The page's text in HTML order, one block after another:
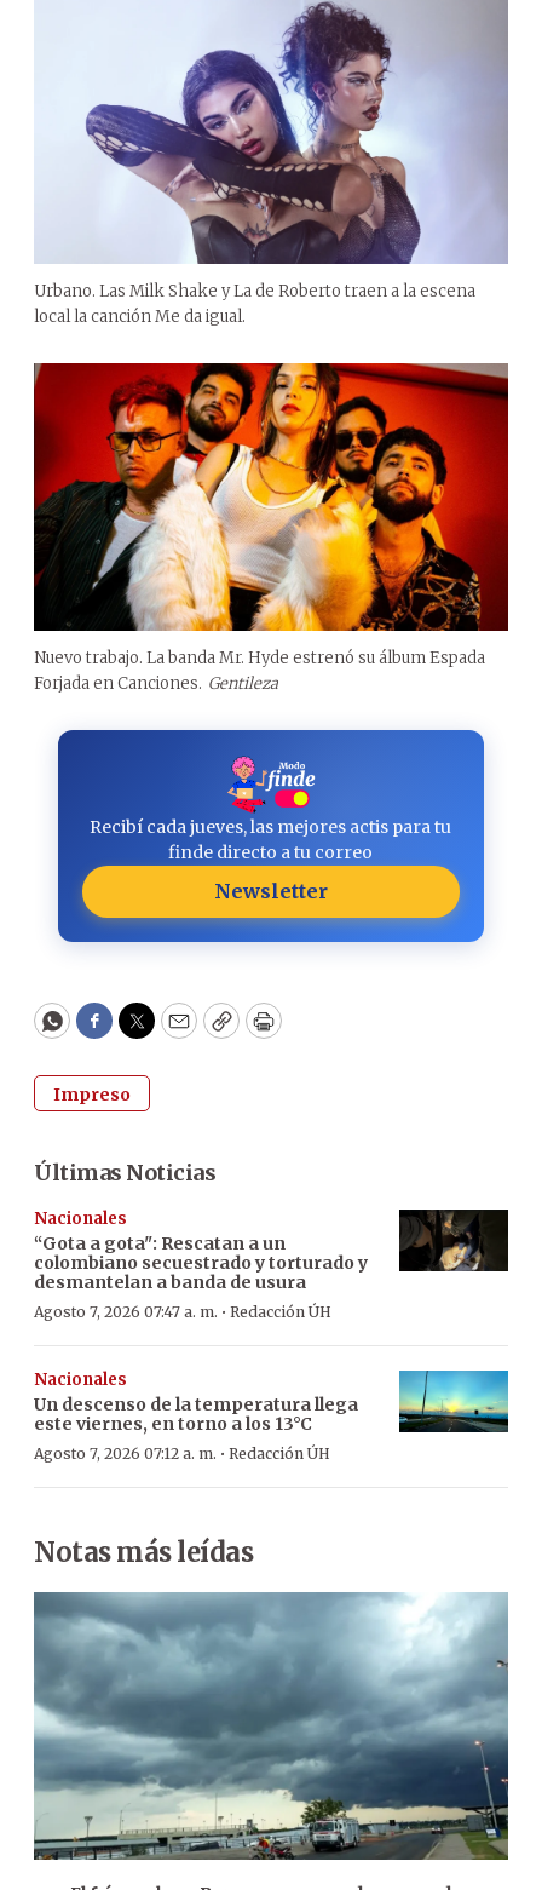
Urbano. Las Milk Shake y La de Roberto traen a la escena
local la canción Me da igual.
Nuevo trabajo. La banda Mr. Hyde estrenó su álbum Espada
Forjada en Canciones. Gentileza
Recibí cada jueves, las mejores actis para tu
finde directo a tu correo
Newsletter
WhatsApp
Facebook
Twitter
EmailCopyPrint
Impreso
Últimas Noticias
Nacionales
“Gota a gota": Rescatan a un
colombiano secuestrado y torturado y
desmantelan a banda de usura
Agosto 7, 2026 07:47 a. m. · Redacción ÚH
Nacionales
Un descenso de la temperatura llega
este viernes, en torno a los 13°C
Agosto 7, 2026 07:12 a. m. · Redacción ÚH
Notas más leídas